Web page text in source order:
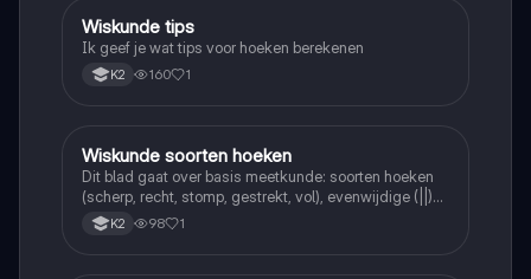
Wiskunde
Wiskunde tips
Ik geef je wat tips voor hoeken berekenen
K2 160 1
Wiskunde
Wiskunde soorten hoeken
Dit blad gaat over basis meetkunde: soorten hoeken
(scherp, recht, stomp, gestrekt, vol), evenwijdige (||)
en loodrechte (⊥) lijnen, en de symbolen =, <, >.
K2 98 1